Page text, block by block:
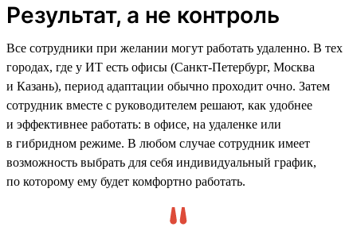
Результат, а не контроль
Все сотрудники при желании могут работать удаленно. В тех
городах, где у ИТ есть офисы (Санкт-Петербург, Москва
и Казань), период адаптации обычно проходит очно. Затем
сотрудник вместе с руководителем решают, как удобнее
и эффективнее работать: в офисе, на удаленке или
в гибридном режиме. В любом случае сотрудник имеет
возможность выбрать для себя индивидуальный график,
по которому ему будет комфортно работать.